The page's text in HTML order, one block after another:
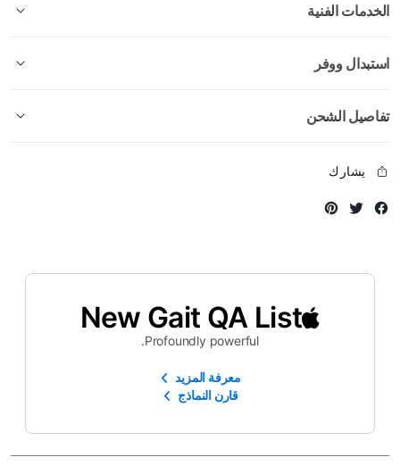
الخدمات الفنية
استبدال ووفر
تفاصيل الشحن
يشارك
Facebook
Twitter
New Gait QA List
Profoundly powerful.
معرفة المزيد
قارن النماذج